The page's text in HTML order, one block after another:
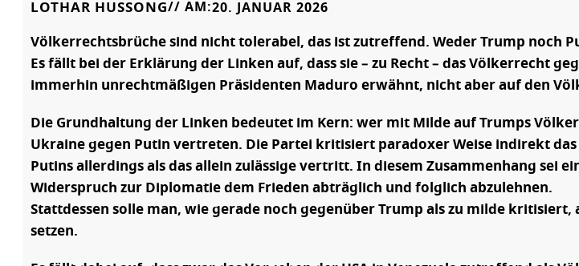
LOTHAR HUSSONG// AM:20. JANUAR 2026
Völkerrechtsbrüche sind nicht tolerabel, das ist zutreffend. Weder Trump noch
Es fällt bei der Erklärung der Linken auf, dass sie – zu Recht – das Völkerrecht
immerhin unrechtmäßigen Präsidenten Maduro erwähnt, nicht aber auf den
Die Grundhaltung der Linken bedeutet im Kern: wer mit Milde auf Trumps
Ukraine gegen Putin vertreten. Die Partei kritisiert paradoxer Weise indirekt
Putins allerdings als das allein zulässige vertritt. In diesem Zusammenhang sei
Widerspruch zur Diplomatie dem Frieden abträglich und folglich abzulehnen.
Stattdessen solle man, wie gerade noch gegenüber Trump als zu milde
setzen.